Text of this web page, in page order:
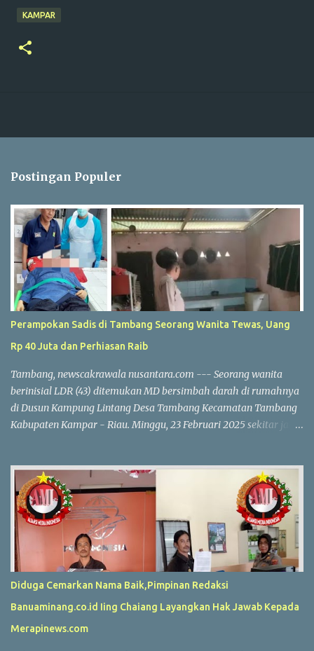
KAMPAR
Postingan Populer
Perampokan Sadis di Tambang Seorang Wanita Tewas, Uang
Rp 40 Juta dan Perhiasan Raib
Tambang, newscakrawala nusantara.com --- Seorang wanita
berinisial LDR (43) ditemukan MD bersimbah darah di rumahnya
di Dusun Kampung Lintang Desa Tambang Kecamatan Tambang
Kabupaten Kampar - Riau. Minggu, 23 Februari 2025 sekitar jam
hilang. Kapolres Kampar AKBP Ronald Sumaja mengungkapkan
bahwa korban pertama kali ditemukan oleh anaknya R (17). Saat
itu R melihat pintu belakang rumah dalam kondisi terbuka dan
langsung masuk bersama saksi lain. "Mereka menemukan korban
dalam kondisi terlentang di dapur dengan tubuh kaku dan kepala
berlumuran darah," ungkap AKBP Ronald Sumaja. Di dekat jasad
korban, ditemukan dua buah tabung gas LPG 3 kg. Keluarga yang
panik segera membawa korban ke RS Aulia, tetapi dokter
memastikan bahwa korban sudah meninggal dunia. Hasil
pemeriksaan polisi menunjukkan adanya tanda-tanda kekerasan
Diduga Cemarkan Nama Baik,Pimpinan Redaksi
Banuaminang.co.id Iing Chaiang Layangkan Hak Jawab Kepada
Merapinews.com